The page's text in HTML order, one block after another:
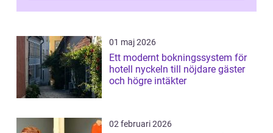
01 maj 2026
Ett modernt bokningssystem för
hotell nyckeln till nöjdare gäster
och högre intäkter
02 februari 2026